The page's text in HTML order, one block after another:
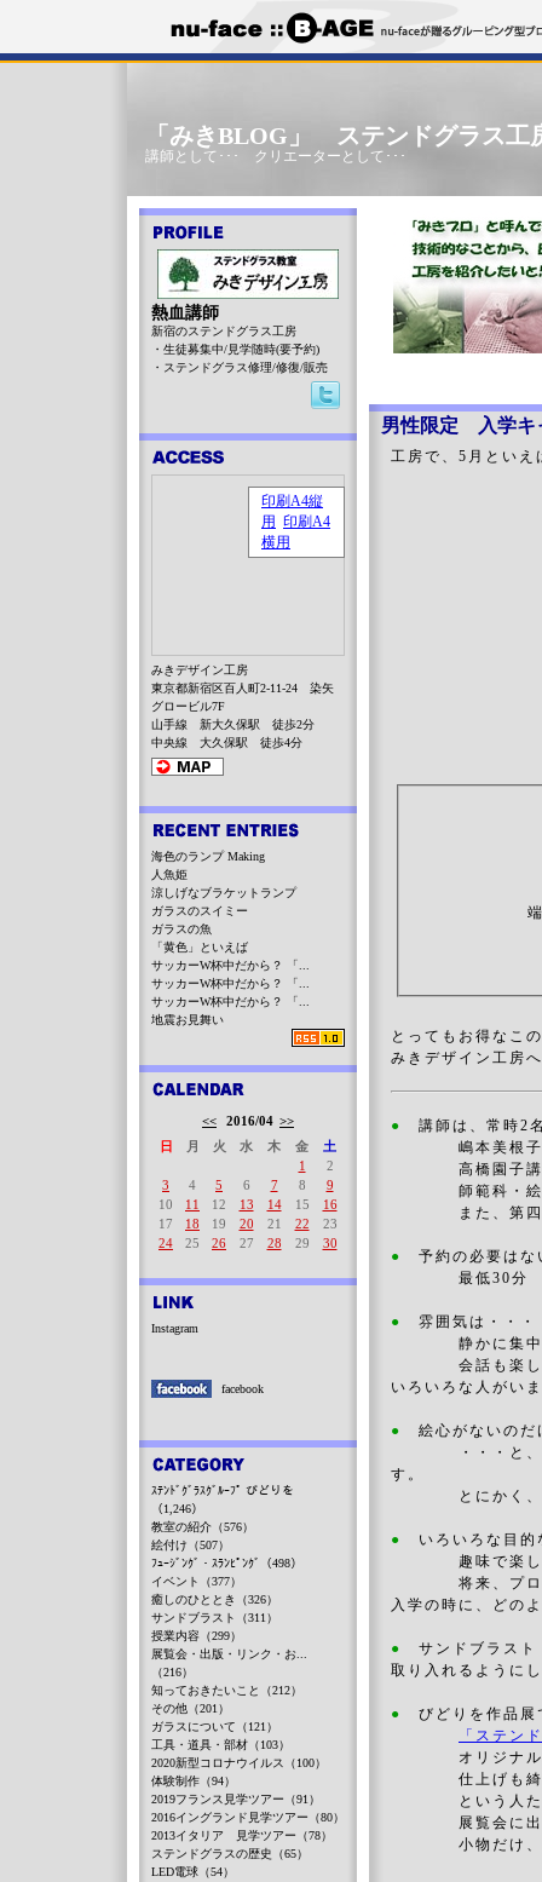
「みきBLOG」 ステンドグラス工
講師として･･･ クリエーターとして･･･
男性限定 入学キ
工房で、5月といえ
とってもお得なこ
みきデザイン工房
●
講師は、常時2
嶋本美根子講師
高橋園子講師（
師範科・絵付け
また、第四日曜
●
予約の必要はな
最低30分 ～ 一
●
雰囲気は・・・
静かに集中し
会話も楽し
いろいろな人がい
●
絵心がないの
・・・と、おっ
す。
とにかく、や
●
いろいろな目的
趣味で楽しん
将来、プロに
入学の時に、どの
●
サンドブラスト
取り入れるように
●
びどりを作品展
「ステン
オリジナルの
仕上げも綺麗
という人たち
展覧会に出品し
小物だけ、楽し
熱血講師
新宿のステンドグラス工房
・生徒募集中/見学随時(要予約)
・ステンドグラス修理/修復/販売
みきデザイン工房
東京都新宿区百人町2-11-24 染矢
グロービル7F
山手線 新大久保駅 徒歩2分
中央線 大久保駅 徒歩4分
海色のランプ Making
人魚姫
涼しげなブラケットランプ
ガラスのスイミー
ガラスの魚
「黄色」といえば
サッカーW杯中だから？ 「...
サッカーW杯中だから？ 「...
サッカーW杯中だから？ 「...
地震お見舞い
<< 2016/04 >>
日
月 火 水 木 金
土
1
2
3
4 5 6 7 8
9
10
11 12 13 14 15
16
17
18 19 20 21 22
23
24
25 26 27 28 29 30
Instagram
facebook
ｽﾃﾝﾄﾞｸﾞﾗｽｸﾞﾙｰﾌﾟ びどりを
（1,246）
教室の紹介（576）
絵付け（507）
ﾌｭｰｼﾞﾝｸﾞ・ｽﾗﾝﾋﾟﾝｸﾞ（498）
イベント（377）
癒しのひととき（326）
サンドブラスト（311）
授業内容（299）
展覧会・出版・リンク・お...
（216）
知っておきたいこと（212）
その他（201）
ガラスについて（121）
工具・道具・部材（103）
2020新型コロナウイルス（100）
体験制作（94）
2019フランス見学ツアー（91）
2016イングランド見学ツアー（80）
2013イタリア 見学ツアー（78）
ステンドグラスの歴史（65）
LED電球（54）